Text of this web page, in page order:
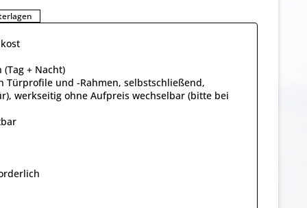
+ Nacht)
Türprofile und -Rahmen, selbstschließend,
werkseitig ohne Aufpreis wechselbar (bitte bei